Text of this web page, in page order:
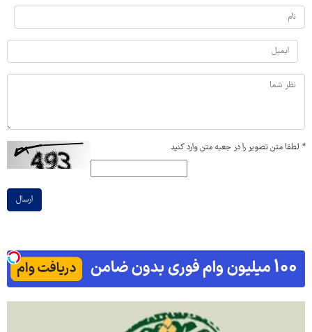
* لطفا متن تصویر را در جعبه متن وارد کنید
ارسال